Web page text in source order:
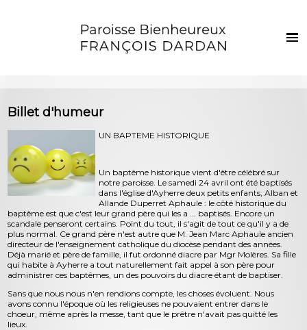
Les clochers
Sacrements et vie chrétienne
Enfants et jeunes
Photos
Contact
Billet d'humeur
UN BAPTEME HISTORIQUE
Un baptême historique vient d'être célébré sur
notre paroisse. Le samedi 24 avril ont été baptisés
dans l'église d'Ayherre deux petits enfants, Alban et
Allande Duperret Aphaule : le côté historique du
baptême est que c'est leur grand père qui les a ... baptisés. Encore un
scandale penseront certains. Point du tout, il s'agit de tout ce qu'il y a de
plus normal. Ce grand père n'est autre que M. Jean Marc Aphaule ancien
directeur de l'enseignement catholique du diocèse pendant des années.
Déjà marié et père de famille, il fut ordonné diacre par Mgr Molères. Sa fille
qui habite à Ayherre a tout naturellement fait appel à son père pour
administrer ces baptêmes, un des pouvoirs du diacre étant de baptiser.
Sans que nous nous n'en rendions compte, les choses évoluent. Nous
avons connu l'époque où les religieuses ne pouvaient entrer dans le
choeur, même après la messe, tant que le prêtre n'avait pas quitté les
lieux.